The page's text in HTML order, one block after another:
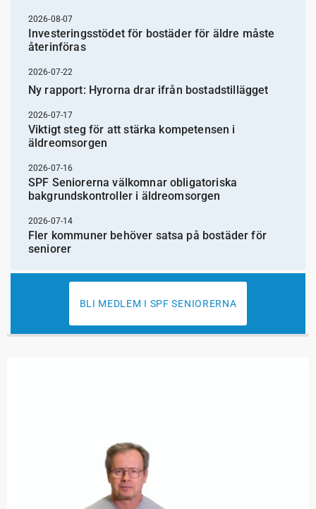
2026-08-07
Investeringsstödet för bostäder för äldre måste
återinföras
2026-07-22
Ny rapport: Hyrorna drar ifrån bostadstillägget
2026-07-17
Viktigt steg för att stärka kompetensen i
äldreomsorgen
2026-07-16
SPF Seniorerna välkomnar obligatoriska
bakgrundskontroller i äldreomsorgen
2026-07-14
Fler kommuner behöver satsa på bostäder för
seniorer
BLI MEDLEM I SPF SENIORERNA